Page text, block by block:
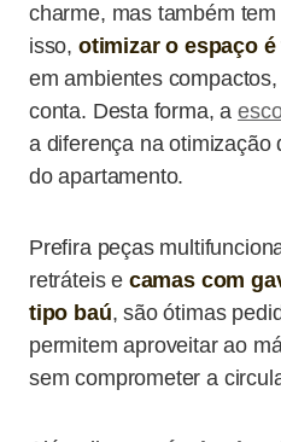
charme, mas também
isso, otimizar o espaço é
em ambientes
conta. Desta forma, a
a diferença na otimização
do apartamento.
Prefira peças
retráteis e camas com
tipo baú, são ótimas
permitem aproveitar ao
sem comprometer a